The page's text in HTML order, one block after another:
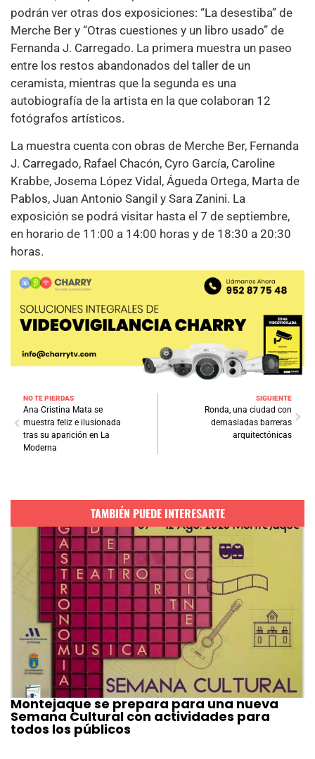
podrán ver otras dos exposiciones: “La desestiba” de
Merche Ber y “Otras cuestiones y un libro usado” de
Fernanda J. Carregado. La primera muestra un paseo
entre los restos abandonados del taller de un
ceramista, mientras que la segunda es una
autobiografía de la artista en la que colaboran 12
fotógrafos artísticos.
La muestra cuenta con obras de Merche Ber, Fernanda
J. Carregado, Rafael Chacón, Cyro García, Caroline
Krabbe, Josema López Vidal, Águeda Ortega, Marta de
Pablos, Juan Antonio Sangil y Sara Zanini. La
exposición se podrá visitar hasta el 7 de septiembre,
en horario de 11:00 a 14:00 horas y de 18:30 a 20:30
horas.
NO TE PIERDAS
Ana Cristina Mata se
muestra feliz e ilusionada
tras su aparición en La
Moderna
SIGUIENTE
Ronda, una ciudad con
demasiadas barreras
arquitectónicas
TAMBIÉN PUEDE INTERESARTE
Montejaque se prepara para una nueva
Semana Cultural con actividades para
todos los públicos